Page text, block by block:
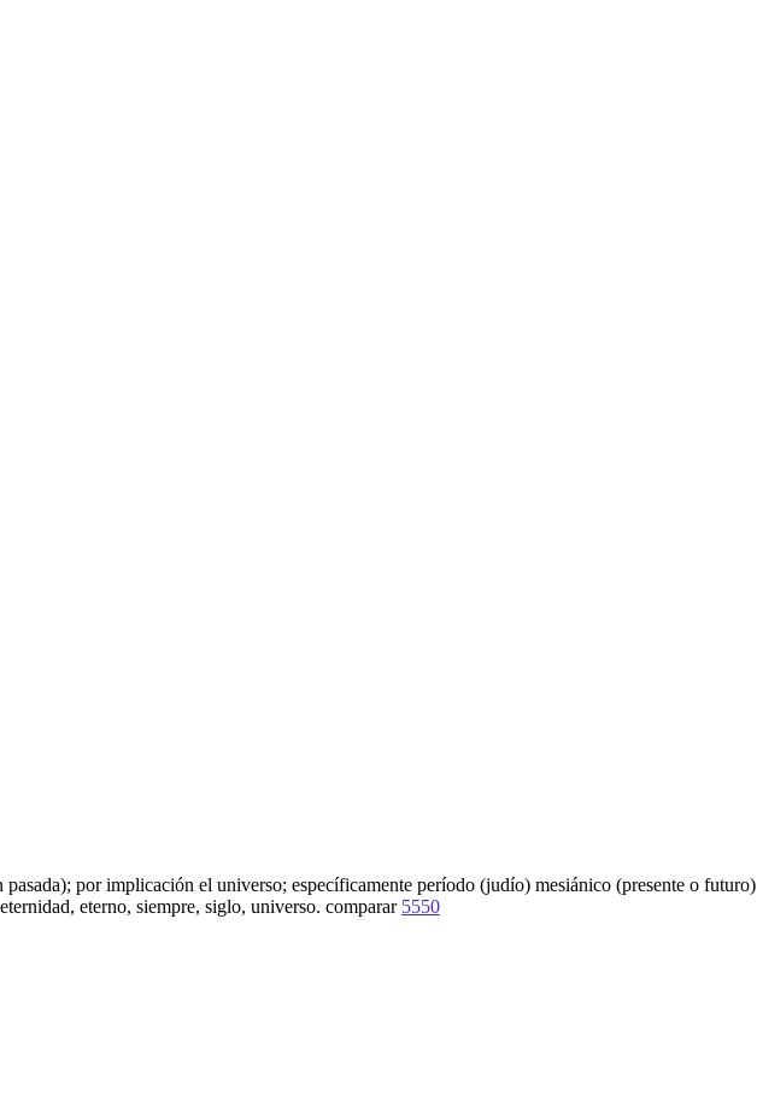
por implicación el universo; específicamente período (judío) mesiánico (presente o futuro)
eterno, siempre, siglo, universo. comparar 5550